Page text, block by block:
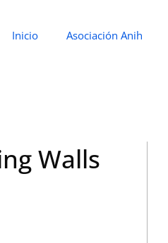
Inicio Asociación Anih
Walls